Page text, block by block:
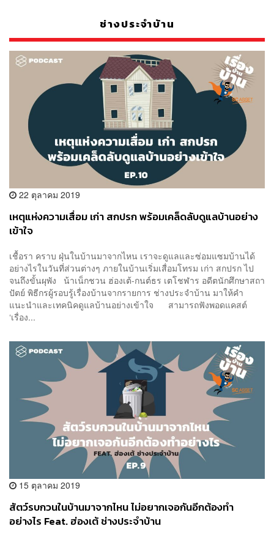
ช่างประจำบ้าน
22 ตุลาคม 2019
เหตุแห่งความเสื่อม เก่า สกปรก พร้อมเคล็ดลับดูแลบ้านอย่าง
เข้าใจ
เชื้อรา คราบ ฝุ่นในบ้านมาจากไหน เราจะดูแลและซ่อมแซมบ้านได้
อย่างไรในวันที่ส่วนต่างๆ ภายในบ้านเริ่มเสื่อมโทรม เก่า สกปรก ไป
จนถึงขั้นผุพัง น้าเน็กชวน ฮ่องเต้-กนต์ธร เตโชฬาร อดีตนักศึกษาสถา
ปัตย์ พิธีกรผู้รอบรู้เรื่องบ้านจากรายการ ช่างประจำบ้าน มาให้คำ
แนะนำและเทคนิคดูแลบ้านอย่างเข้าใจ สามารถฟังพอดแคสต์
‘เรื่อง...
15 ตุลาคม 2019
สัตว์รบกวนในบ้านมาจากไหน ไม่อยากเจอกันอีกต้องทำ
อย่างไร Feat. ฮ่องเต้ ช่างประจำบ้าน